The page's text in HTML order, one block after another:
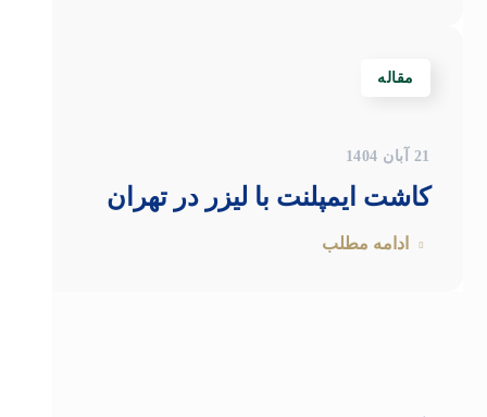
مقاله
21 آبان 1404
کاشت ایمپلنت با لیزر در تهران
ادامه مطلب